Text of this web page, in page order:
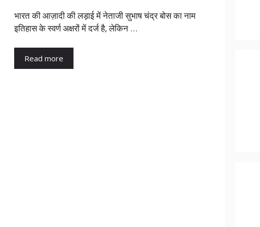
भारत की आज़ादी की लड़ाई में नेताजी सुभाष चंद्र बोस का नाम
इतिहास के स्वर्ण अक्षरों में दर्ज है, लेकिन …
Read more